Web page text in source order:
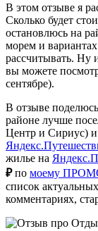
В этом отзыве я
Сколько будет
остановлюсь на
морем и
рассчитывать. Ну
вы можете
сентябре).
В отзыве
районе лучше
Центр и Сириус)
жилье на
₽по моему
список
комментариях,